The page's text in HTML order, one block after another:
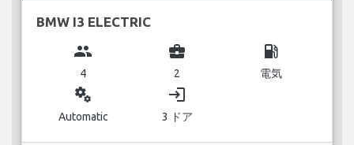
BMW I3 ELECTRIC
group
4
business_center
2
local_gas_station
電気
miscellaneous_services
Automatic
login
3 ドア